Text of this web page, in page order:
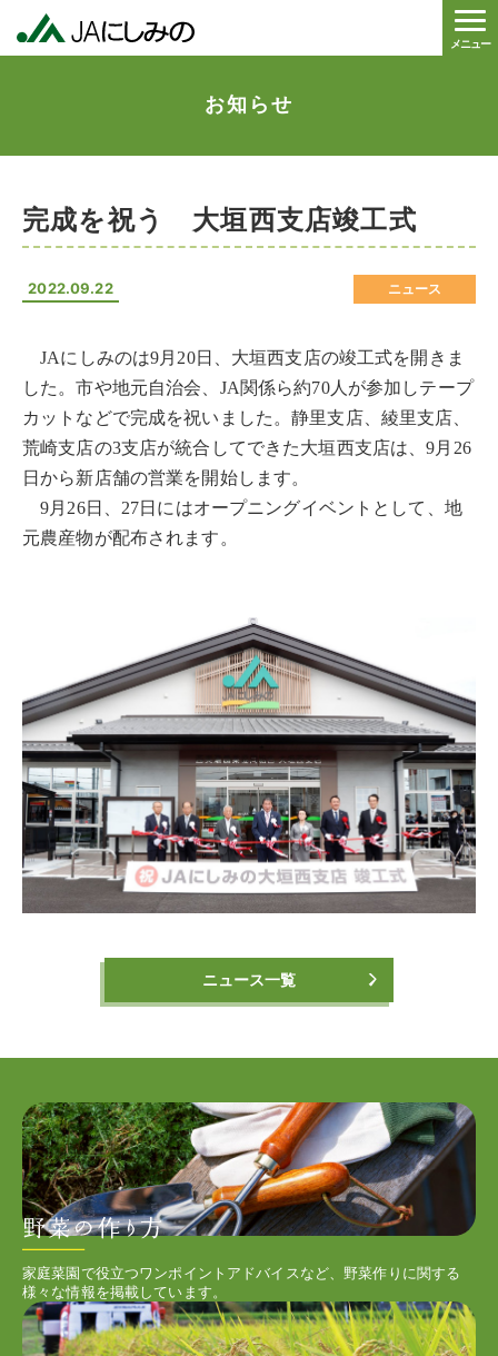
メニュー
お知らせ
完成を祝う 大垣西支店竣工式
2022.09.22 ニュース
JAにしみのは9月20日、大垣西支店の竣工式を開きま
した。市や地元自治会、JA関係ら約70人が参加しテープ
カットなどで完成を祝いました。静里支店、綾里支店、
荒崎支店の3支店が統合してできた大垣西支店は、9月26
日から新店舗の営業を開始します。
9月26日、27日にはオープニングイベントとして、地
元農産物が配布されます。
ニュース一覧
家庭菜園で役立つワンポイントアドバイスなど、野菜作りに関する
様々な情報を掲載しています。